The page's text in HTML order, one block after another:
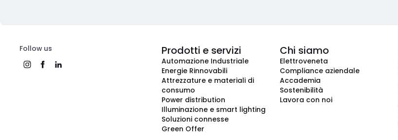
Follow us Prodotti e servizi
Automazione Industriale
Energie Rinnovabili
Attrezzature e materiali di
consumo
Power distribution
Illuminazione e smart lighting
Soluzioni connesse
Green Offer
Chi siamo
Elettroveneta
Compliance aziendale
Accademia
Sostenibilità
Lavora con noi